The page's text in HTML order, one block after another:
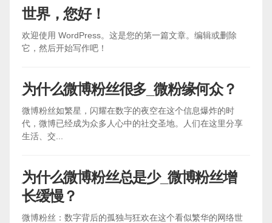
世界，您好！
欢迎使用 WordPress。这是您的第一篇文章。编辑或删除
它，然后开始写作吧！
为什么微博粉丝很多_微粉缘何众？
微博粉丝如繁星，闪耀在数字的夜空在这个信息爆炸的时
代，微博已经成为众多人心中的社交圣地。人们在这里分享
生活、交...
为什么微博粉丝总是少_微博粉丝增
长缓慢？
微博粉丝：数字背后的孤独与狂欢在这个看似繁华的网络世